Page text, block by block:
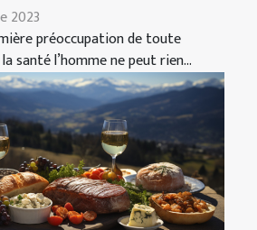
2023
préoccupation de toute
santé l’homme ne peut rien...